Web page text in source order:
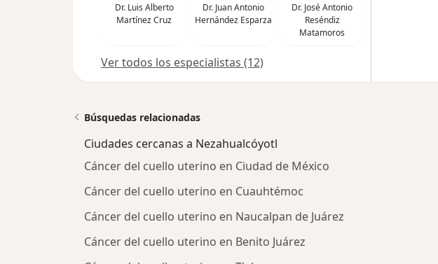
Dr. Luis Alberto
Martínez Cruz
Dr. Juan Antonio
Hernández Esparza
Dr. José Antonio
Reséndiz
Matamoros
Ver todos los especialistas (12)
Búsquedas relacionadas
Ciudades cercanas a Nezahualcóyotl
Cáncer del cuello uterino en Ciudad de México
Cáncer del cuello uterino en Cuauhtémoc
Cáncer del cuello uterino en Naucalpan de Juárez
Cáncer del cuello uterino en Benito Juárez